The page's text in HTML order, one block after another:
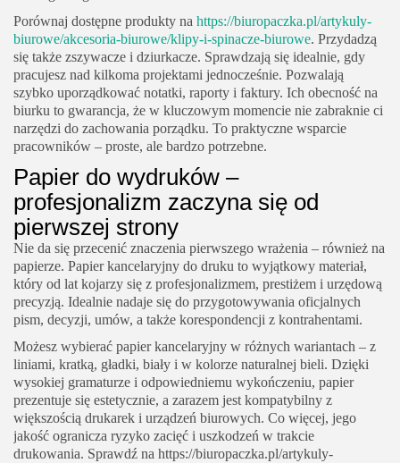
Porównaj dostępne produkty na https://biuropaczka.pl/artykuly-
biurowe/akcesoria-biurowe/klipy-i-spinacze-biurowe. Przydadzą
się także zszywacze i dziurkacze. Sprawdzają się idealnie, gdy
pracujesz nad kilkoma projektami jednocześnie. Pozwalają
szybko uporządkować notatki, raporty i faktury. Ich obecność na
biurku to gwarancja, że w kluczowym momencie nie zabraknie ci
narzędzi do zachowania porządku. To praktyczne wsparcie
pracowników – proste, ale bardzo potrzebne.
Papier do wydruków –
profesjonalizm zaczyna się od
pierwszej strony
Nie da się przecenić znaczenia pierwszego wrażenia – również na
papierze. Papier kancelaryjny do druku to wyjątkowy materiał,
który od lat kojarzy się z profesjonalizmem, prestiżem i urzędową
precyzją. Idealnie nadaje się do przygotowywania oficjalnych
pism, decyzji, umów, a także korespondencji z kontrahentami.
Możesz wybierać papier kancelaryjny w różnych wariantach – z
liniami, kratką, gładki, biały i w kolorze naturalnej bieli. Dzięki
wysokiej gramaturze i odpowiedniemu wykończeniu, papier
prezentuje się estetycznie, a zarazem jest kompatybilny z
większością drukarek i urządzeń biurowych. Co więcej, jego
jakość ogranicza ryzyko zacięć i uszkodzeń w trakcie
drukowania. Sprawdź na https://biuropaczka.pl/artykuly-